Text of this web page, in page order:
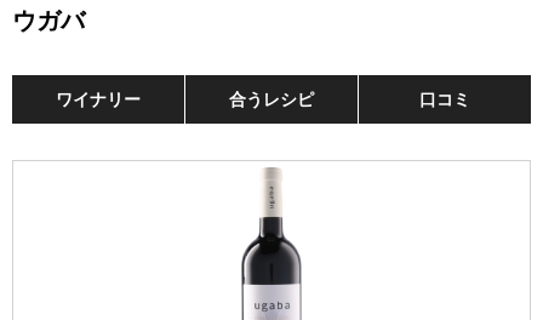
ウガバ
ワイナリー 合うレシピ 口コミ